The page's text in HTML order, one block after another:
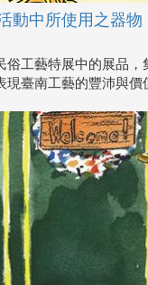
動中所使用之器物
俗工藝特展中的展品，
現臺南工藝的豐沛與價